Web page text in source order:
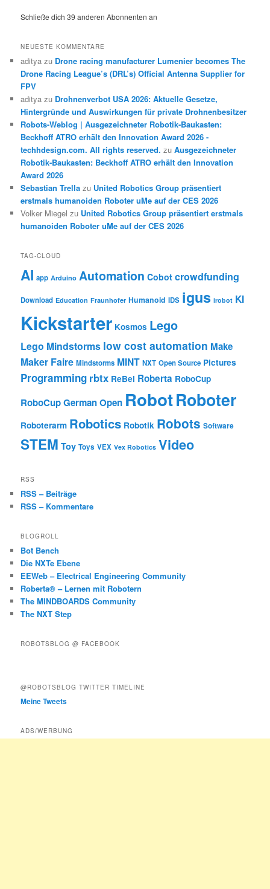
Schließe dich 39 anderen Abonnenten an
NEUESTE KOMMENTARE
aditya zu Drone racing manufacturer Lumenier becomes The
Drone Racing League’s (DRL’s) Official Antenna Supplier for
FPV
aditya zu Drohnenverbot USA 2026: Aktuelle Gesetze,
Hintergründe und Auswirkungen für private Drohnenbesitzer
Robots-Weblog | Ausgezeichneter Robotik-Baukasten:
Beckhoff ATRO erhält den Innovation Award 2026 -
techhdesign.com. All rights reserved. zuAusgezeichneter
Robotik-Baukasten: Beckhoff ATRO erhält den Innovation
Award 2026
Sebastian Trella zu United Robotics Group präsentiert
erstmals humanoiden Roboter uMe auf der CES 2026
Volker Miegel zu United Robotics Group präsentiert erstmals
humanoiden Roboter uMe auf der CES 2026
TAG-CLOUD
AI app Arduino Automation Cobot crowdfunding
Download Education Fraunhofer Humanoid IDS igus irobot KI
Kickstarter Kosmos Lego
Lego Mindstorms low cost automation Make
Maker Faire Mindstorms MINT NXT Open Source Pictures
Programming rbtx ReBel Roberta RoboCup
RoboCup German Open RobotRoboter
Roboterarm Robotics Robotik Robots Software
STEM Toy Toys VEX Vex Robotics Video
RSS
RSS – Beiträge
RSS – Kommentare
BLOGROLL
Bot Bench
Die NXTe Ebene
EEWeb – Electrical Engineering Community
Roberta® – Lernen mit Robotern
The MINDBOARDS Community
The NXT Step
ROBOTSBLOG @ FACEBOOK
@ROBOTSBLOG TWITTER TIMELINE
Meine Tweets
ADS/WERBUNG